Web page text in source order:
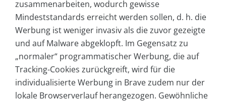
zusammenarbeiten, wodurch gewisse
Mindeststandards erreicht werden sollen, d. h. die
Werbung ist weniger invasiv als die zuvor gezeigte
und auf Malware abgeklopft. Im Gegensatz zu
„normaler“ programmatischer Werbung, die auf
Tracking-Cookies zurückgreift, wird für die
individualisierte Werbung in Brave zudem nur der
lokale Browserverlauf herangezogen. Gewöhnliche